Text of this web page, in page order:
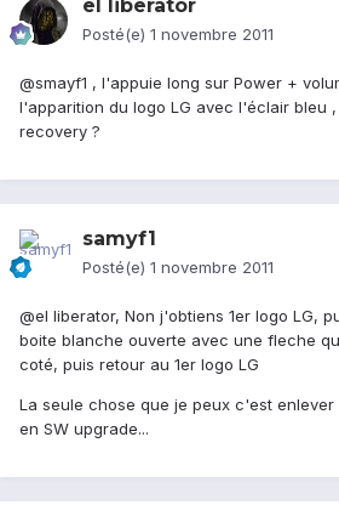
el liberator
Posté(e) 1 novembre 2011
@smayf1 , l'appuie long sur Power +
l'apparition du logo LG avec l'éclair bleu
recovery ?
samyf1
Posté(e) 1 novembre 2011
@el liberator, Non j'obtiens 1er logo LG,
boite blanche ouverte avec une fleche
coté, puis retour au 1er logo LG
La seule chose que je peux c'est
en SW upgrade...